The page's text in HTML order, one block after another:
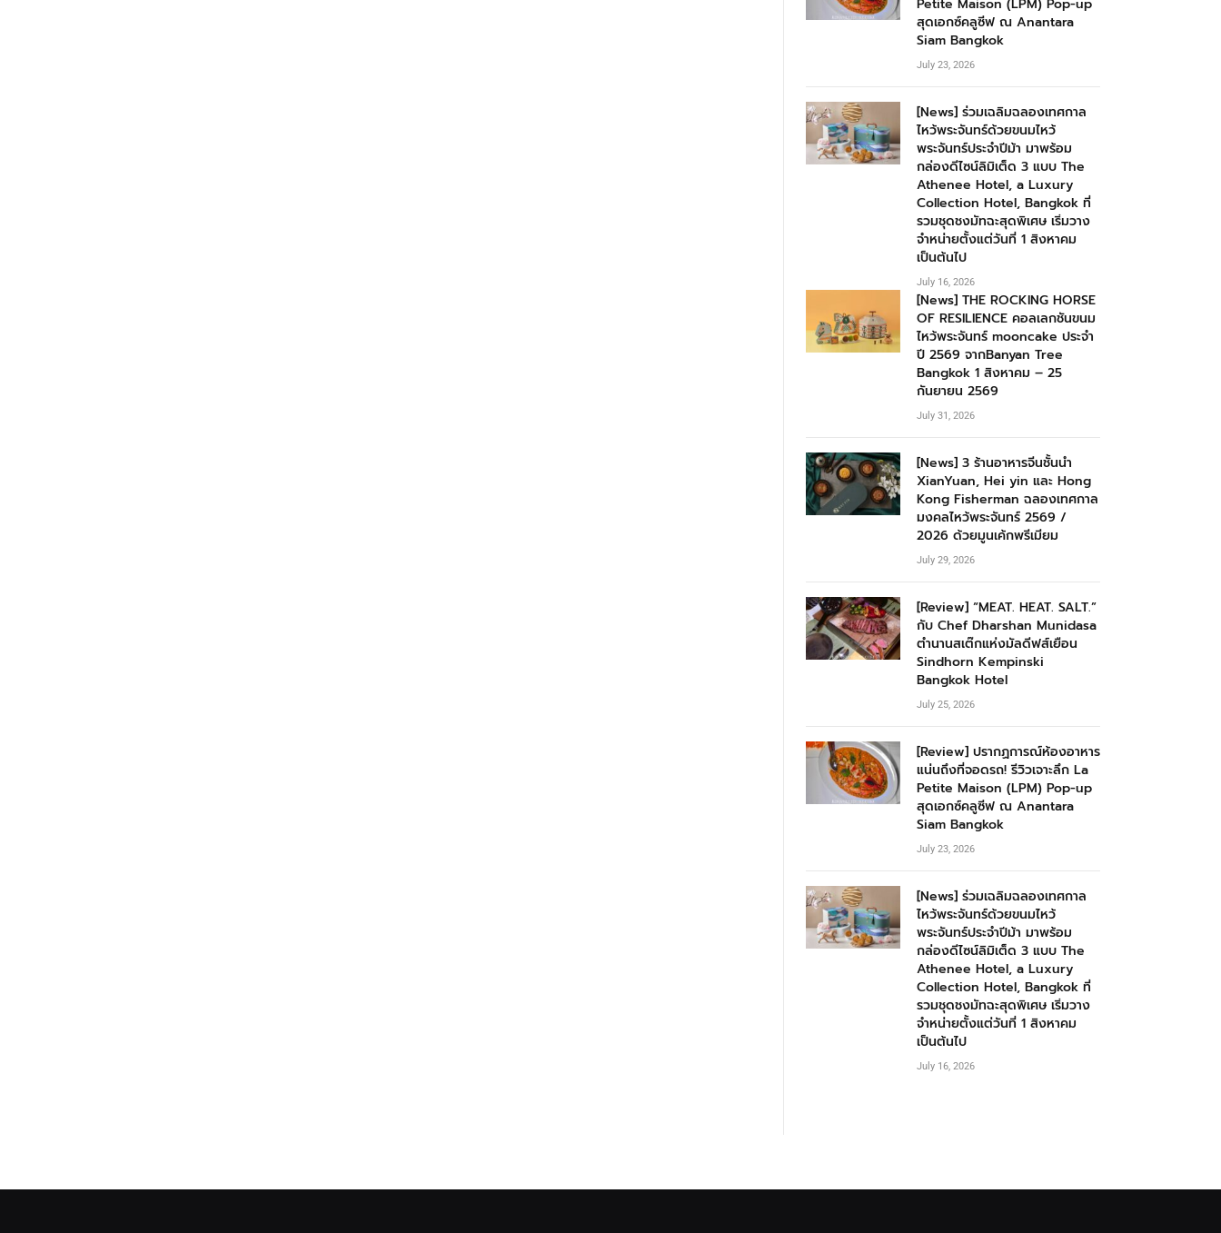
Petite Maison (LPM) Pop-up
สุดเอกซ์คลูซีฟ ณ Anantara
Siam Bangkok
July 23, 2026
[News] ร่วมเฉลิมฉลองเทศกาล
ไหว้พระจันทร์ด้วยขนมไหว้
พระจันทร์ประจำปีม้า มาพร้อม
กล่องดีไซน์ลิมิเต็ด 3 แบบ The
Athenee Hotel, a Luxury
Collection Hotel, Bangkok ที่
รวมชุดชงมัทฉะสุดพิเศษ เริ่มวาง
จำหน่ายตั้งแต่วันที่ 1 สิงหาคม
เป็นต้นไป
July 16, 2026
[News] THE ROCKING HORSE
OF RESILIENCE คอลเลกชันขนม
ไหว้พระจันทร์ mooncake ประจำ
ปี 2569 จากBanyan Tree
Bangkok 1 สิงหาคม – 25
กันยายน 2569
July 31, 2026
[News] 3 ร้านอาหารจีนชั้นนำ
XianYuan, Hei yin และ Hong
Kong Fisherman ฉลองเทศกาล
มงคลไหว้พระจันทร์ 2569 /
2026 ด้วยมูนเค้กพรีเมียม
July 29, 2026
[Review] “MEAT. HEAT. SALT.”
กับ Chef Dharshan Munidasa
ตำนานสเต๊กแห่งมัลดีฟส์เยือน
Sindhorn Kempinski
Bangkok Hotel
July 25, 2026
[Review] ปรากฏการณ์ห้องอาหาร
แน่นถึงที่จอดรถ! รีวิวเจาะลึก La
Petite Maison (LPM) Pop-up
สุดเอกซ์คลูซีฟ ณ Anantara
Siam Bangkok
July 23, 2026
[News] ร่วมเฉลิมฉลองเทศกาล
ไหว้พระจันทร์ด้วยขนมไหว้
พระจันทร์ประจำปีม้า มาพร้อม
กล่องดีไซน์ลิมิเต็ด 3 แบบ The
Athenee Hotel, a Luxury
Collection Hotel, Bangkok ที่
รวมชุดชงมัทฉะสุดพิเศษ เริ่มวาง
จำหน่ายตั้งแต่วันที่ 1 สิงหาคม
เป็นต้นไป
July 16, 2026